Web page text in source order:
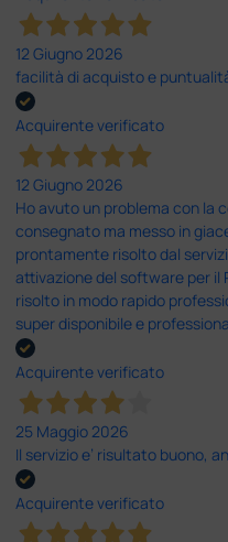
12 Giugno 2026
facilità di acquisto e
Acquirente verificato
12 Giugno 2026
Ho avuto un problema con la
consegnato ma messo in
prontamente risolto dal
attivazione del software per il
risolto in modo rapido
super disponibile e
Acquirente verificato
25 Maggio 2026
Il servizio e’ risultato buono,
Acquirente verificato